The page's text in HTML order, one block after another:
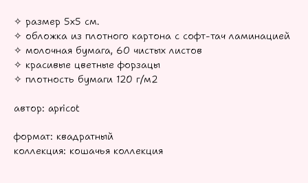
✧ размер 5х5 см.
✧ обложка из плотного картона с софт-тач ламинацией
✧ молочная бумага, 60 чистых листов
✧ красивые цветные форзацы
✧ плотность бумаги 120 г/м2
автор: apricot
формат: квадратный
коллекция: кошачья коллекция